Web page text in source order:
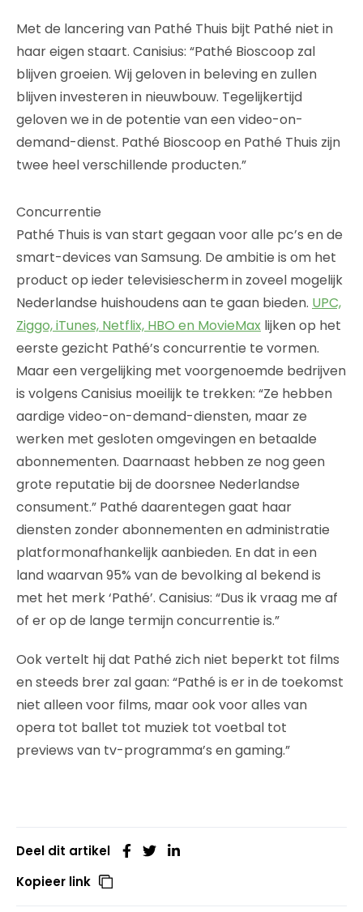
Met de lancering van Pathé Thuis bijt Pathé niet in
haar eigen staart. Canisius: “Pathé Bioscoop zal
blijven groeien. Wij geloven in beleving en zullen
blijven investeren in nieuwbouw. Tegelijkertijd
geloven we in de potentie van een video-on-
demand-dienst. Pathé Bioscoop en Pathé Thuis zijn
twee heel verschillende producten.”
Concurrentie
Pathé Thuis is van start gegaan voor alle pc’s en de
smart-devices van Samsung. De ambitie is om het
product op ieder televisiescherm in zoveel mogelijk
Nederlandse huishoudens aan te gaan bieden. UPC,
Ziggo, iTunes, Netflix, HBO en MovieMax lijken op het
eerste gezicht Pathé’s concurrentie te vormen.
Maar een vergelijking met voorgenoemde bedrijven
is volgens Canisius moeilijk te trekken: “Ze hebben
aardige video-on-demand-diensten, maar ze
werken met gesloten omgevingen en betaalde
abonnementen. Daarnaast hebben ze nog geen
grote reputatie bij de doorsnee Nederlandse
consument.” Pathé daarentegen gaat haar
diensten zonder abonnementen en administratie
platformonafhankelijk aanbieden. En dat in een
land waarvan 95% van de bevolking al bekend is
met het merk ‘Pathé’. Canisius: “Dus ik vraag me af
of er op de lange termijn concurrentie is.”
Ook vertelt hij dat Pathé zich niet beperkt tot films
en steeds brer zal gaan: “Pathé is er in de toekomst
niet alleen voor films, maar ook voor alles van
opera tot ballet tot muziek tot voetbal tot
previews van tv-programma’s en gaming.”
Deel dit artikel
Kopieer link